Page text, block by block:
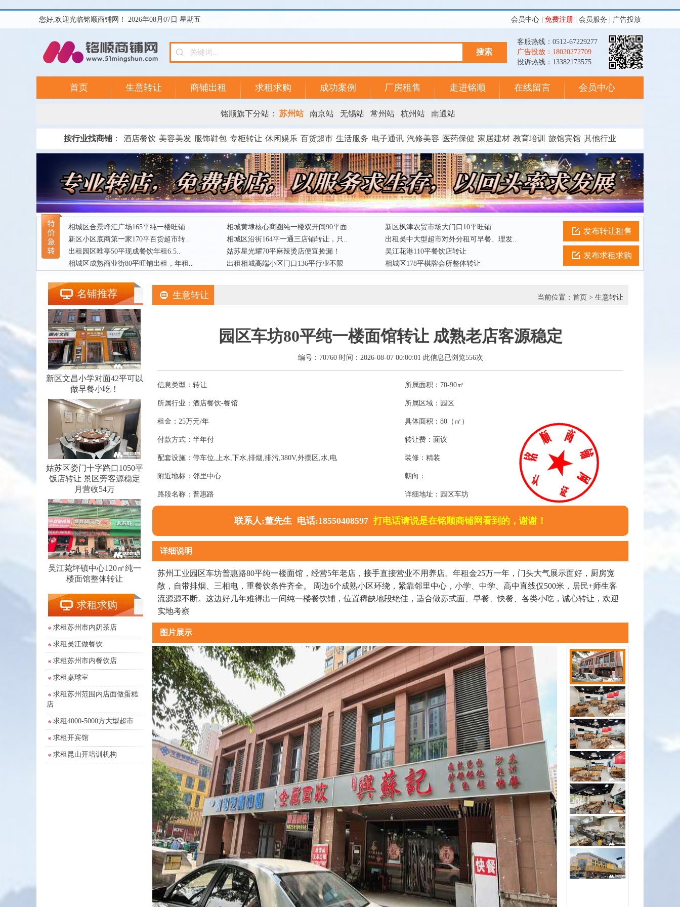
会员中心 免费注册 会员服务 广告投放
您好,欢迎光临铭顺商铺网！ 2026年08月07日 星期五
客服热线：0512-67229277
广告投放：18020272709
投诉热线：13382173575
首页 生意转让 商铺出租 求租求购 成功案例 厂房租售 走进铭顺 在线留言 会员中心
铭顺旗下分站： 苏州站 南京站 无锡站 常州站 杭州站 南通站
按行业找商铺： 酒店餐饮 美容美发 服饰鞋包 专柜转让 休闲娱乐 百货超市 生活服务 电子通讯 汽修美容 医药保健 家居建材 教育培训 旅馆宾馆 其他行业
发布转让租售
发布求租求购
相城区合景峰汇广场165平纯一楼旺铺.. 相城黄埭核心商圈纯一楼双开间90平面..
新区枫津农贸市场大门口10平旺铺
新区小区底商第一家170平百货超市转..
相城区沿街164平一通三店铺转让，只..
出租吴中大型超市对外分租可早餐、理发..
出租园区唯亭50平现成餐饮年租6.5..
姑苏星光耀70平麻辣烫店便宜捡漏！
吴江花港110平餐饮店转让
相城区成熟商业街80平旺铺出租，年租..
出租相城高端小区门口136平行业不限 相城区178平棋牌会所整体转让
名铺推荐
新区文昌小学对面42平可以
做早餐小吃！
姑苏区娄门十字路口1050平
饭店转让 景区旁客源稳定
月营收54万
吴江菀坪镇中心120㎡纯一
楼面馆整体转让
求租求购
求租苏州市内奶茶店
求租吴江做餐饮
求租苏州市内餐饮店
求租桌球室
求租苏州范围内店面做蛋糕
店
求租4000-5000方大型超市
求租开宾馆
求租昆山开培训机构
当前位置： 首页 > 生意转让
生意转让
园区车坊80平纯一楼面馆转让 成熟老店客源稳定
编号：70760 时间：2026-08-07 00:00:01 此信息已浏览556次
信息类型：转让 所属面积：70-90㎡
所属行业：酒店餐饮-餐馆 所属区域：园区
租金：25万元/年 具体面积：80（㎡）
付款方式：半年付 转让费：面议
配套设施：停车位,上水,下水,排烟,排污,380V,外摆区,水,电 装修：精装
附近地标：邻里中心 朝向：
路段名称：普惠路 详细地址：园区车坊
联系人:董先生 电话:18550408597 打电话请说是在铭顺商铺网看到的，谢谢！
详细说明
苏州工业园区车坊普惠路80平纯一楼面馆，经营5年老店，接手直接营业不用养店。年租金25万一年，门头大气展示面好，厨房宽
敞，自带排烟、三相电，重餐饮条件齐全。 周边6个成熟小区环绕，紧靠邻里中心，小学、中学、高中直线仅500米，居民+师生客
流源源不断。这边好几年难得出一间纯一楼餐饮铺，位置稀缺地段绝佳，适合做苏式面、早餐、快餐、各类小吃，诚心转让，欢迎
实地考察
图片展示